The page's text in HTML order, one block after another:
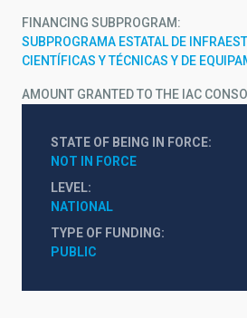
FINANCING SUBPROGRAM
SUBPROGRAMA ESTATAL DE
CIENTÍFICAS Y TÉCNICAS Y DE
AMOUNT GRANTED TO THE IAC
STATE OF BEING IN FORCE
NOT IN FORCE
LEVEL
NATIONAL
TYPE OF FUNDING
PUBLIC